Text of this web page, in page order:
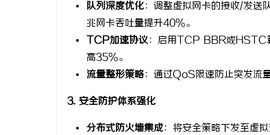
队列深度优化：调整虚拟网卡的接收/发送
兆网卡吞吐量提升40%。
TCP加速协议：启用TCP BBR或HSTC
高35%。
流量整形策略：通过QoS限速防止突发流
3. 安全防护体系强化
分布式防火墙集成：将安全策略下发至虚
ai